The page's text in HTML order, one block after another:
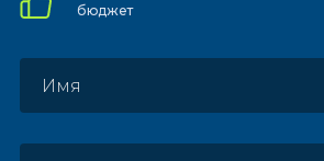
бюджет